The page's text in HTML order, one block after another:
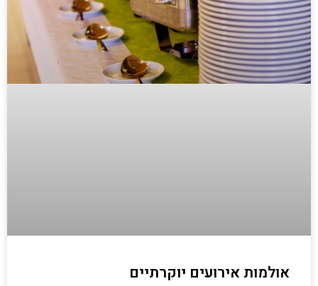
אולמות אירועים יוקרתיים